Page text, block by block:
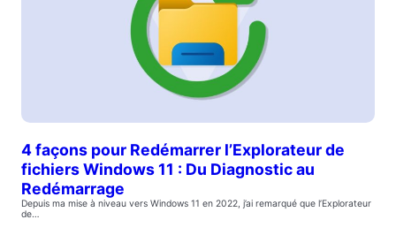
4 façons pour Redémarrer l’Explorateur de
fichiers Windows 11 : Du Diagnostic au
Redémarrage
Depuis ma mise à niveau vers Windows 11 en 2022, j’ai remarqué que l’Explorateur
de…